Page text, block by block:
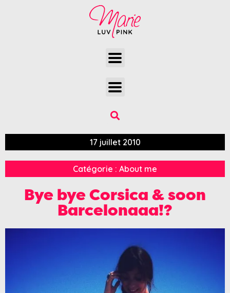
17 juillet 2010
Catégorie : About me
Bye bye Corsica & soon
Barcelonaaa!?